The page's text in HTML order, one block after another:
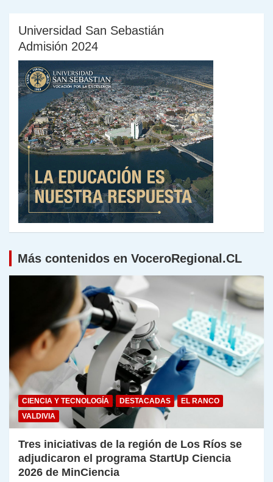
Universidad San Sebastián
Admisión 2024
Más contenidos en VoceroRegional.CL
CIENCIA Y TECNOLOGÍA DESTACADAS
EL RANCO
VALDIVIA
Tres iniciativas de la región de Los Ríos se
adjudicaron el programa StartUp Ciencia
2026 de MinCiencia